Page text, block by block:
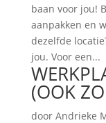
baan voor jou!
aanpakken en
dezelfde
jou. Voor een...
(OOK
door Andrieke